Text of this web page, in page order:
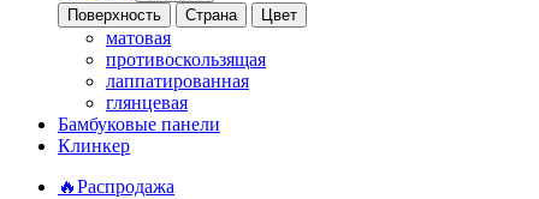
Поверхность
Страна Цвет
матовая
противоскользящая
лаппатированная
глянцевая
Бамбуковые панели
Клинкер
🔥Распродажа